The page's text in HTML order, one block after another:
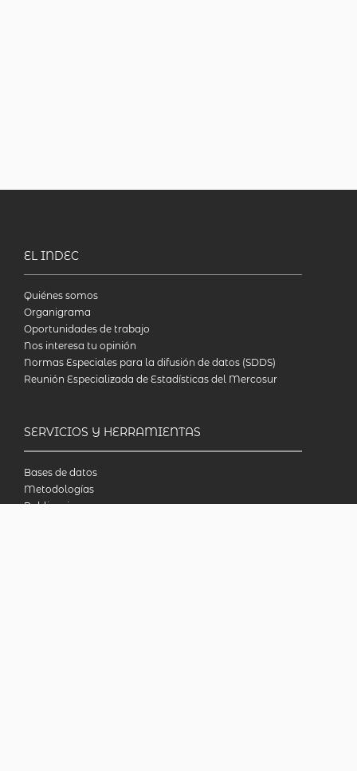
EL INDEC
Quiénes somos
Organigrama
Oportunidades de trabajo
Nos interesa tu opinión
Normas Especiales para la difusión de datos (SDDS)
Reunión Especializada de Estadísticas del Mercosur
SERVICIOS Y HERRAMIENTAS
Bases de datos
Metodologías
Publicaciones